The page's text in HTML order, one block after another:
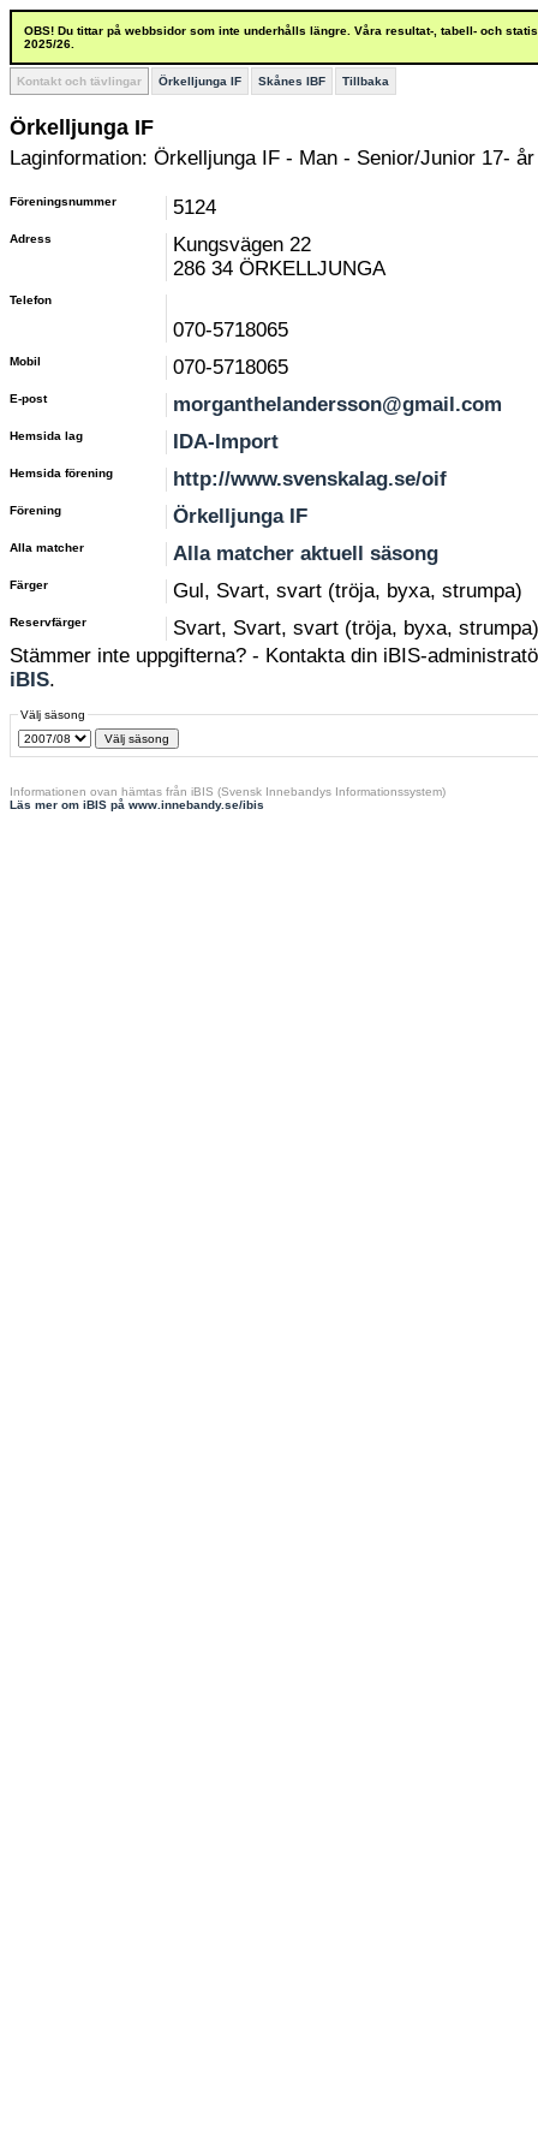
OBS! Du tittar på webbsidor som inte underhålls längre. Våra resultat-, tabell- och
2025/26.
Kontakt och tävlingar Örkelljunga IF Skånes IBF Tillbaka
Örkelljunga IF
Laginformation: Örkelljunga IF - Man - Senior/Junior 17- år
Föreningsnummer 5124
Adress
Kungsvägen 22
286 34 ÖRKELLJUNGA
Telefon
070-5718065
Mobil 070-5718065
E-post morganthelandersson@gmail.com
Hemsida lag IDA-Import
Hemsida förening http://www.svenskalag.se/oif
Förening Örkelljunga IF
Alla matcher Alla matcher aktuell säsong
Färger Gul, Svart, svart (tröja, byxa, strumpa)
Reservfärger
Svart, Svart, svart (tröja, byxa, strumpa)
Stämmer inte uppgifterna? - Kontakta din iBIS-
iBIS.
Välj säsong
Informationen ovan hämtas från iBIS (Svensk Innebandys Informationssystem)
Läs mer om iBIS på www.innebandy.se/ibis